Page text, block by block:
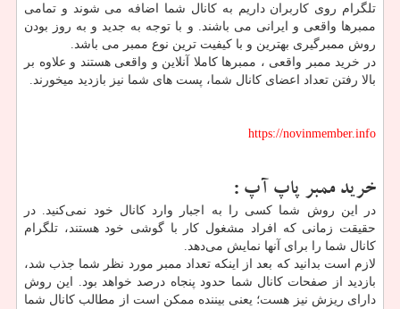
تلگرام روی کاربران داریم به کانال شما اضافه می شوند و تمامی
ممبرها واقعی و ایرانی می باشند. و با توجه به جدید و به روز بودن
روش ممبرگیری بهترین و با کیفیت ترین نوع ممبر می باشد.
در خرید ممبر واقعی ، ممبرها کاملا آنلاین و واقعی هستند و علاوه بر
بالا رفتن تعداد اعضای کانال شما، پست های شما نیز بازدید میخورند.
https://novinmember.info
خرید ممبر پاپ آپ :
در این روش شما کسی را به اجبار وارد کانال خود نمی‌کنید. در
حقیقت زمانی که افراد مشغول کار با گوشی خود هستند، تلگرام
کانال شما را برای آنها نمایش می‌دهد.
لازم است بدانید که بعد از اینکه تعداد ممبر مورد نظر شما جذب شد،
بازدید از صفحات کانال شما حدود پنجاه درصد خواهد بود. این روش
دارای ریزش نیز هست؛ یعنی بیننده ممکن است از مطالب کانال شما